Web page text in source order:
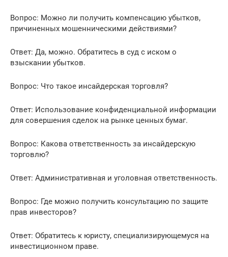
Вопрос: Можно ли получить компенсацию убытков,
причиненных мошенническими действиями?
Ответ: Да, можно. Обратитесь в суд с иском о
взыскании убытков.
Вопрос: Что такое инсайдерская торговля?
Ответ: Использование конфиденциальной информации
для совершения сделок на рынке ценных бумаг.
Вопрос: Какова ответственность за инсайдерскую
торговлю?
Ответ: Административная и уголовная ответственность.
Вопрос: Где можно получить консультацию по защите
прав инвесторов?
Ответ: Обратитесь к юристу, специализирующемуся на
инвестиционном праве.